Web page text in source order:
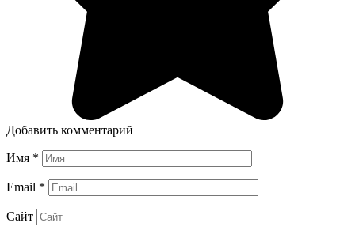
Добавить комментарий
Имя *
Email *
Сайт